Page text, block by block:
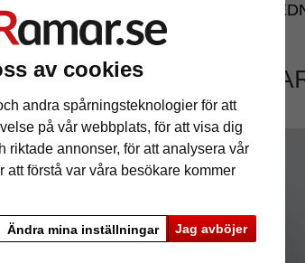
av cookies
andra spårningsteknologier för att
på vår webbplats, för att visa dig
riktade annonser, för att analysera vår
att förstå var våra besökare kommer
Jag avböjer
Ändra mina inställningar
PRESENTIDÉER KONST &
STORA